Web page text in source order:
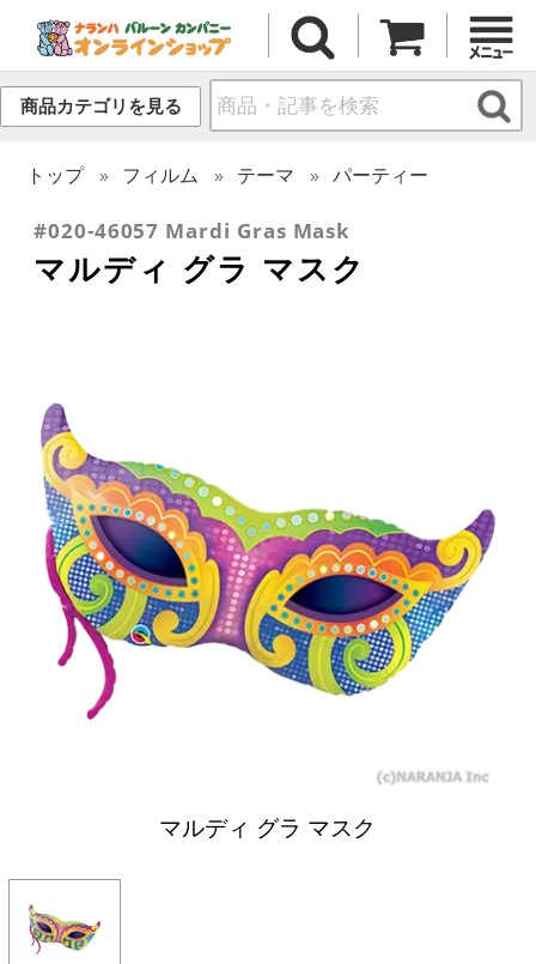
商品カテゴリを見る
トップ フィルム テーマ パーティー
#020-46057 Mardi Gras Mask
マルディ グラ マスク
マルディ グラ マスク